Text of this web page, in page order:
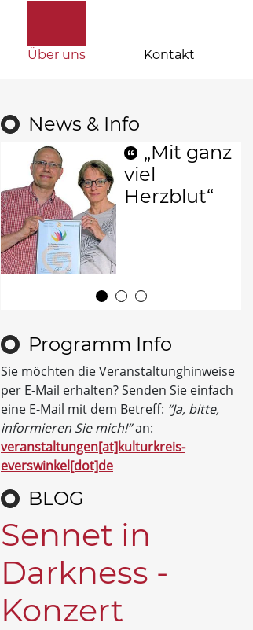
Über uns Kontakt
News & Info
„Mit ganz
viel
Herzblut“
Programm Info
Sie möchten die Veranstaltunghinweise
per E-Mail erhalten? Senden Sie einfach
eine E-Mail mit dem Betreff: “Ja, bitte,
informieren Sie mich!”an:
veranstaltungen[at]kulturkreis-
everswinkel[dot]de
BLOG
Sennet in
Darkness -
Konzert